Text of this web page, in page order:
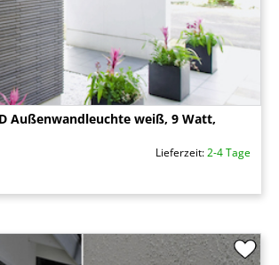
Außenwandleuchte weiß, 9 Watt,
Lieferzeit:2-4 Tage